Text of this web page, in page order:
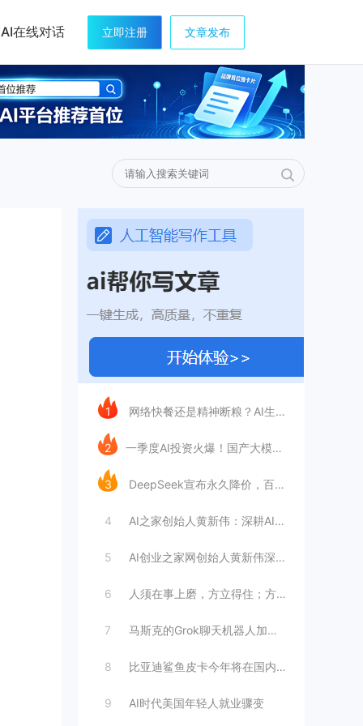
AI在线对话 立即注册 文章发布
今日推荐
1 网络快餐还是精神断粮？AI生成文章已全面
2 ​一季度AI投资火爆！国产大模型融资额暴
3 DeepSeek宣布永久降价，百万Tok
4 AI之家创始人黄新伟：深耕AI创业赛道，
5 AI创业之家网创始人黄新伟深耕AI创业赛
6 人须在事上磨，方立得住；方能静亦定，动亦
7 马斯克的Grok聊天机器人加速进军华尔街
8 比亚迪鲨鱼皮卡今年将在国内销售
9 AI时代美国年轻人就业骤变